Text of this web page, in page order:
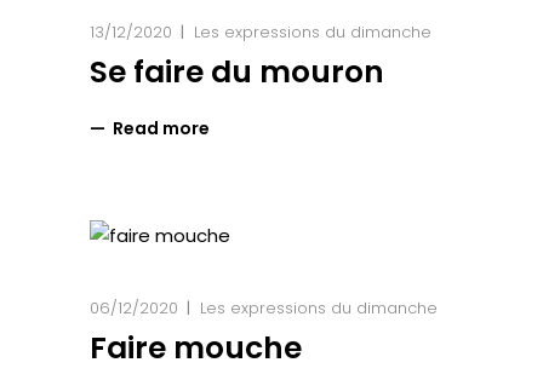
13/12/2020 Les expressions du dimanche
Se faire du mouron
Read more
06/12/2020 Les expressions du dimanche
Faire mouche